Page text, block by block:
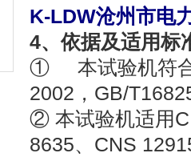
K-LDW沧州市电
4、依据及适用标
① 本试验机符合
2002，GB/
② 本试验机适用
8635、CNS